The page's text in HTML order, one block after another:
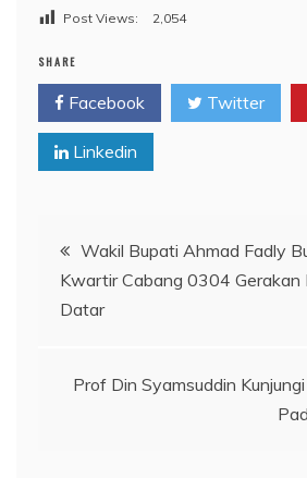
Post Views: 2,054
SHARE
Facebook Twitter
Linkedin
Navigasi
pos
Wakil Bupati Ahmad Fadly
Kwartir Cabang 0304 Gerakan
Datar
Prof Din Syamsuddin